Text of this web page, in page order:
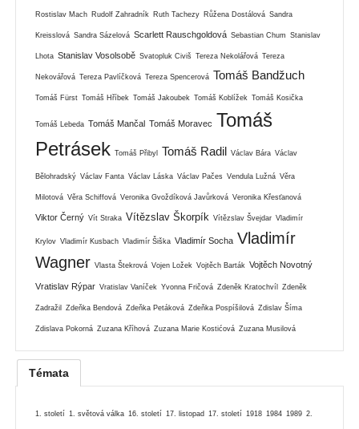
Rostislav Mach Rudolf Zahradník Ruth Tachezy Růžena Dostálová Sandra
Kreisslová Sandra Sázelová Scarlett Rauschgoldová Sebastian Chum Stanislav
Lhota Stanislav Vosolsobě Svatopluk Civiš Tereza Nekolářová Tereza
Nekovářová Tereza Pavlíčková Tereza Spencerová Tomáš Bandžuch
Tomáš Fürst Tomáš Hříbek Tomáš Jakoubek Tomáš Koblížek Tomáš Kosička
Tomáš Lebeda Tomáš Mančal Tomáš Moravec Tomáš
Petrásek Tomáš Přibyl Tomáš Radil Václav Bára Václav
Bělohradský Václav Fanta Václav Láska Václav Pačes Vendula Lužná Věra
Milotová Věra Schiffová Veronika Gvoždíková Javůrková Veronika Křesťanová
Viktor Černý Vít Straka Vítězslav Škorpík Vítězslav Švejdar Vladimír
Krylov Vladimír Kusbach Vladimír Šiška Vladimír Socha Vladimír
Wagner Vlasta Štekrová Vojen Ložek Vojtěch Barták Vojtěch Novotný
Vratislav Rýpar Vratislav Vaníček Yvonna Fričová Zdeněk Kratochvíl Zdeněk
Zadražil Zdeňka Bendová Zdeňka Petáková Zdeňka Pospíšilová Zdislav Šíma
Zdislava Pokorná Zuzana Kříhová Zuzana Marie Kostićová Zuzana Musilová
Témata
1. století 1. světová válka 16. století 17. listopad 17. století 1918 1984 1989 2.